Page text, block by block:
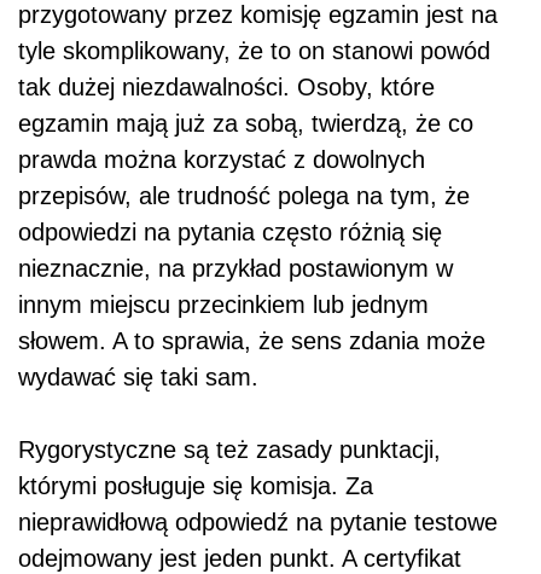
przygotowany przez komisję egzamin jest na
tyle skomplikowany, że to on stanowi powód
tak dużej niezdawalności. Osoby, które
egzamin mają już za sobą, twierdzą, że co
prawda można korzystać z dowolnych
przepisów, ale trudność polega na tym, że
odpowiedzi na pytania często różnią się
nieznacznie, na przykład postawionym w
innym miejscu przecinkiem lub jednym
słowem. A to sprawia, że sens zdania może
wydawać się taki sam.
Rygorystyczne są też zasady punktacji,
którymi posługuje się komisja. Za
nieprawidłową odpowiedź na pytanie testowe
odejmowany jest jeden punkt. A certyfikat